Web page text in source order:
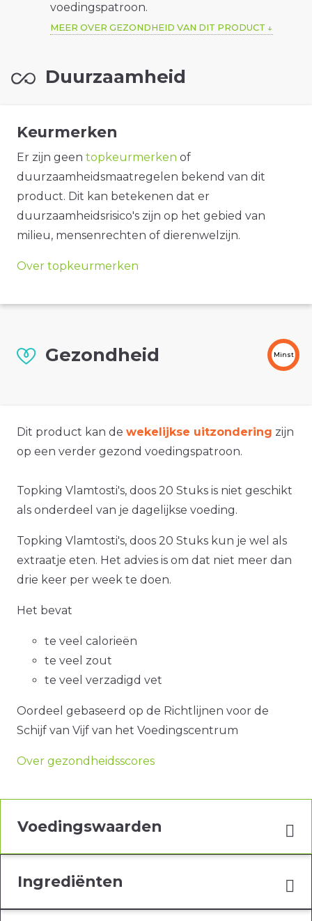
voedingspatroon.
MEER OVER GEZONDHEID VAN DIT PRODUCT
Duurzaamheid
Keurmerken
Er zijn geen topkeurmerken of
duurzaamheidsmaatregelen bekend van dit
product. Dit kan betekenen dat er
duurzaamheidsrisico's zijn op het gebied van
milieu, mensenrechten of dierenwelzijn.
Over topkeurmerken
Gezondheid Minst
Dit product kan de wekelijkse uitzondering zijn
op een verder gezond voedingspatroon.
Topking Vlamtosti's, doos 20 Stuks is niet geschikt
als onderdeel van je dagelijkse voeding.
Topking Vlamtosti's, doos 20 Stuks kun je wel als
extraatje eten. Het advies is om dat niet meer dan
drie keer per week te doen.
Het bevat
te veel calorieën
te veel zout
te veel verzadigd vet
Oordeel gebaseerd op de Richtlijnen voor de
Schijf van Vijf van het Voedingscentrum
Over gezondheidsscores
Voedingswaarden
Ingrediënten